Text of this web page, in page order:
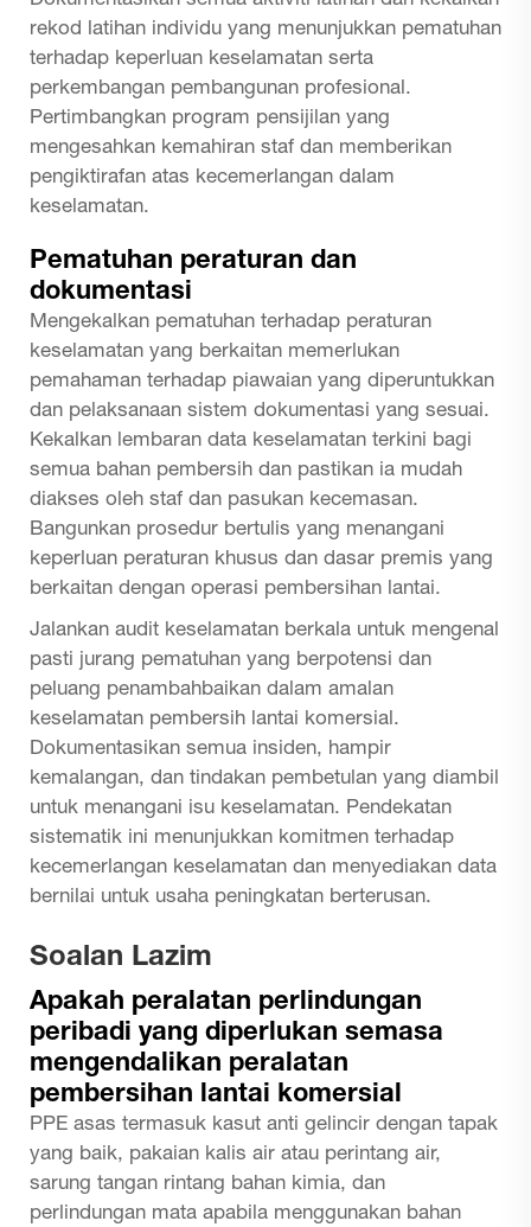
rekod latihan individu yang menunjukkan pematuhan
terhadap keperluan keselamatan serta
perkembangan pembangunan profesional.
Pertimbangkan program pensijilan yang
mengesahkan kemahiran staf dan memberikan
pengiktirafan atas kecemerlangan dalam
keselamatan.
Pematuhan peraturan dan
dokumentasi
Mengekalkan pematuhan terhadap peraturan
keselamatan yang berkaitan memerlukan
pemahaman terhadap piawaian yang diperuntukkan
dan pelaksanaan sistem dokumentasi yang sesuai.
Kekalkan lembaran data keselamatan terkini bagi
semua bahan pembersih dan pastikan ia mudah
diakses oleh staf dan pasukan kecemasan.
Bangunkan prosedur bertulis yang menangani
keperluan peraturan khusus dan dasar premis yang
berkaitan dengan operasi pembersihan lantai.
Jalankan audit keselamatan berkala untuk mengenal
pasti jurang pematuhan yang berpotensi dan
peluang penambahbaikan dalam amalan
keselamatan pembersih lantai komersial.
Dokumentasikan semua insiden, hampir
kemalangan, dan tindakan pembetulan yang diambil
untuk menangani isu keselamatan. Pendekatan
sistematik ini menunjukkan komitmen terhadap
kecemerlangan keselamatan dan menyediakan data
bernilai untuk usaha peningkatan berterusan.
Soalan Lazim
Apakah peralatan perlindungan
peribadi yang diperlukan semasa
mengendalikan peralatan
pembersihan lantai komersial
PPE asas termasuk kasut anti gelincir dengan tapak
yang baik, pakaian kalis air atau perintang air,
sarung tangan rintang bahan kimia, dan
perlindungan mata apabila menggunakan bahan